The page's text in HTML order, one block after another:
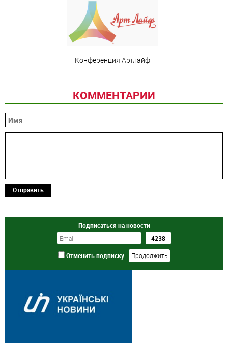
Конференция Артлайф
КОММЕНТАРИИ
Отправить
Подписаться на новости
Отменить подписку